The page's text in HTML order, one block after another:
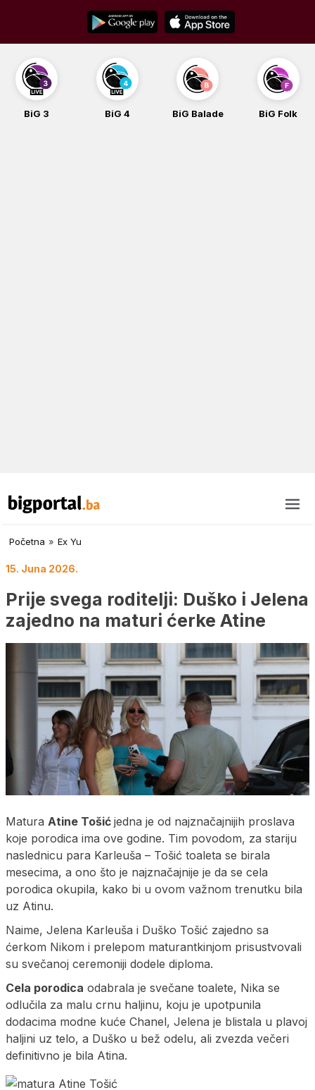
content
BiG 3 BiG 4 BiG Balade BiG Folk
Početna » Ex Yu
15. Juna 2026.
Prije svega roditelji: Duško i Jelena
zajedno na maturi ćerke Atine
Matura Atine Tošić jedna je od najznačajnijih proslava
koje porodica ima ove godine. Tim povodom, za stariju
naslednicu para Karleuša – Tošić toaleta se birala
mesecima, a ono što je najznačajnije je da se cela
porodica okupila, kako bi u ovom važnom trenutku bila
uz Atinu.
Naime, Jelena Karleuša i Duško Tošić zajedno sa
ćerkom Nikom i prelepom maturantkinjom prisustvovali
su svečanoj ceremoniji dodele diploma.
Cela porodica odabrala je svečane toalete, Nika se
odlučila za malu crnu haljinu, koju je upotpunila
dodacima modne kuće Chanel, Jelena je blistala u plavoj
haljini uz telo, a Duško u bež odelu, ali zvezda večeri
definitivno je bila Atina.